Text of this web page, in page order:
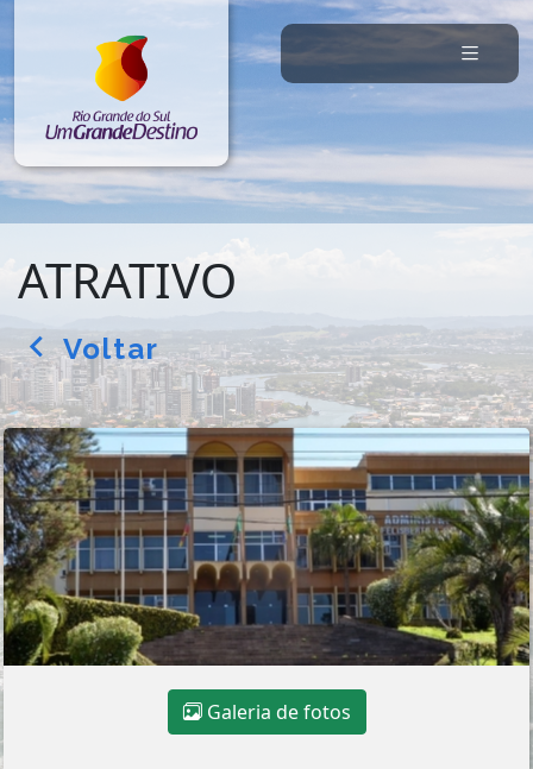
ATRATIVO
arrow_back_ios Voltar
Galeria de fotos